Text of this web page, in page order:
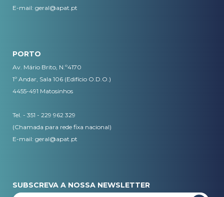
E-mail: geral@apat.pt
PORTO
Av. Mário Brito, N.º4170
1º Andar, Sala 106 (Edifício O.D.O.)
4455-491 Matosinhos
Tel. - 351 - 229 962 329
(Chamada para rede fixa nacional)
E-mail: geral@apat.pt
SUBSCREVA A NOSSA NEWSLETTER